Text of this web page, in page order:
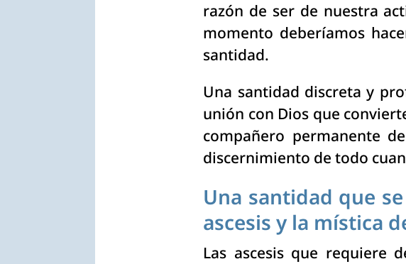
razón de ser de nuestra
momento deberíamos
santidad.
Una santidad discreta y
unión con Dios que
compañero permanente
discernimiento de todo
Una santidad que
ascesis y la mística
Las ascesis que requiere